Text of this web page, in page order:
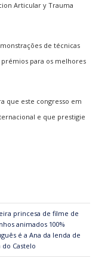
Articular y Trauma
de técnicas
para os melhores
que este congresso em
e que prestigie
princesa de filme de
animados 100%
é a Ana da lenda de
do Castelo